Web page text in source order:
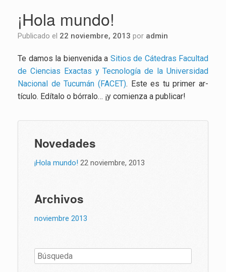
¡Hola mundo!
Publicado el 22 noviembre, 2013 por admin
Te damos la bien­ve­ni­da a Si­tios de Cá­te­dras Fa­cul­tad
de Cien­cias Exac­tas y Tec­no­lo­gía de la Uni­ver­si­dad
Na­cio­nal de Tu­cu­mán (FACET). Este es tu pri­mer ar­
tícu­lo. Edí­ta­lo o bó­rra­lo… ¡y co­mien­za a pu­bli­car!
Novedades
¡Hola mundo! 22 noviembre, 2013
Archivos
noviembre 2013